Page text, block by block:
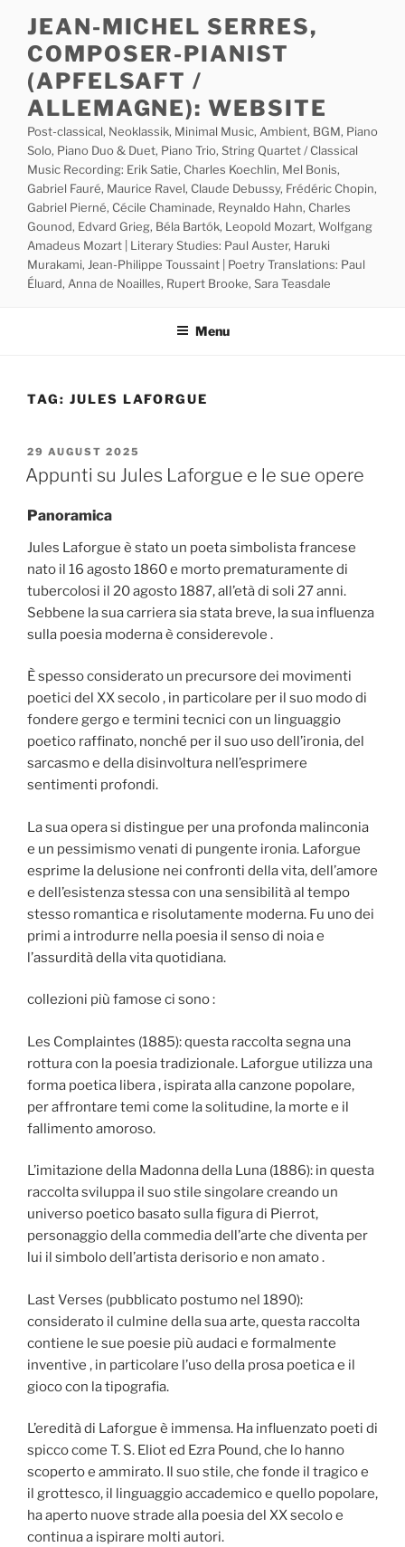
content
JEAN-MICHEL SERRES,
COMPOSER-PIANIST
(APFELSAFT /
ALLEMAGNE): WEBSITE
Post-classical, Neoklassik, Minimal Music, Ambient, BGM, Piano
Solo, Piano Duo & Duet, Piano Trio, String Quartet / Classical
Music Recording: Erik Satie, Charles Koechlin, Mel Bonis,
Gabriel Fauré, Maurice Ravel, Claude Debussy, Frédéric Chopin,
Gabriel Pierné, Cécile Chaminade, Reynaldo Hahn, Charles
Gounod, Edvard Grieg, Béla Bartók, Leopold Mozart, Wolfgang
Amadeus Mozart | Literary Studies: Paul Auster, Haruki
Murakami, Jean-Philippe Toussaint | Poetry Translations: Paul
Éluard, Anna de Noailles, Rupert Brooke, Sara Teasdale
Menu
TAG: JULES LAFORGUE
POSTED
ON
29 AUGUST 2025
Appunti su Jules Laforgue e le sue opere
Panoramica
Jules Laforgue è stato un poeta simbolista francese
nato il 16 agosto 1860 e morto prematuramente di
tubercolosi il 20 agosto 1887, all’età di soli 27 anni.
Sebbene la sua carriera sia stata breve, la sua influenza
sulla poesia moderna è considerevole .
È spesso considerato un precursore dei movimenti
poetici del XX secolo , in particolare per il suo modo di
fondere gergo e termini tecnici con un linguaggio
poetico raffinato, nonché per il suo uso dell’ironia, del
sarcasmo e della disinvoltura nell’esprimere
sentimenti profondi.
La sua opera si distingue per una profonda malinconia
e un pessimismo venati di pungente ironia. Laforgue
esprime la delusione nei confronti della vita, dell’amore
e dell’esistenza stessa con una sensibilità al tempo
stesso romantica e risolutamente moderna. Fu uno dei
primi a introdurre nella poesia il senso di noia e
l’assurdità della vita quotidiana.
collezioni più famose ci sono :
Les Complaintes (1885): questa raccolta segna una
rottura con la poesia tradizionale. Laforgue utilizza una
forma poetica libera , ispirata alla canzone popolare,
per affrontare temi come la solitudine, la morte e il
fallimento amoroso.
L’imitazione della Madonna della Luna (1886): in questa
raccolta sviluppa il suo stile singolare creando un
universo poetico basato sulla figura di Pierrot,
personaggio della commedia dell’arte che diventa per
lui il simbolo dell’artista derisorio e non amato .
Last Verses (pubblicato postumo nel 1890):
considerato il culmine della sua arte, questa raccolta
contiene le sue poesie più audaci e formalmente
inventive , in particolare l’uso della prosa poetica e il
gioco con la tipografia.
L’eredità di Laforgue è immensa. Ha influenzato poeti di
spicco come T. S. Eliot ed Ezra Pound, che lo hanno
scoperto e ammirato. Il suo stile, che fonde il tragico e
il grottesco, il linguaggio accademico e quello popolare,
ha aperto nuove strade alla poesia del XX secolo e
continua a ispirare molti autori.